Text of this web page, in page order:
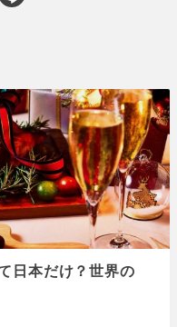
日本だけ？世界の